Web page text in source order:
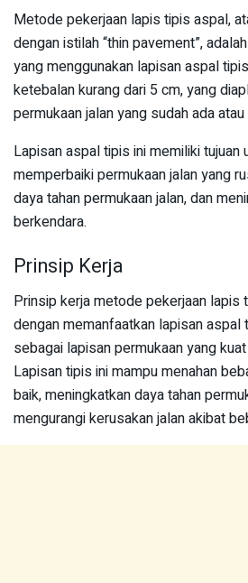
Metode pekerjaan lapis tipis aspal,
dengan istilah “thin pavement”,
yang menggunakan lapisan aspal
ketebalan kurang dari 5 cm, yang
permukaan jalan yang sudah ada
Lapisan aspal tipis ini memiliki tujuan
memperbaiki permukaan jalan yang
daya tahan permukaan jalan, dan
berkendara.
Prinsip Kerja
Prinsip kerja metode pekerjaan lapis
dengan memanfaatkan lapisan
sebagai lapisan permukaan yang
Lapisan tipis ini mampu menahan
baik, meningkatkan daya tahan
mengurangi kerusakan jalan akibat